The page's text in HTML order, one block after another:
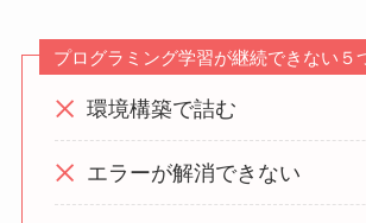
プログラミング学習が継続できない５
環境構築で詰む
エラーが解消できない